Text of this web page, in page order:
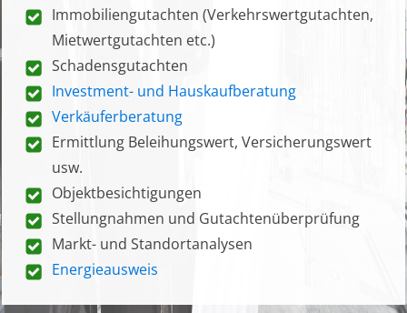
Immobiliengutachten (Verkehrswertgutachten,
Mietwertgutachten etc.)
Schadensgutachten
Investment- und Hauskaufberatung
Verkäuferberatung
Ermittlung Beleihungswert, Versicherungswert
usw.
Objektbesichtigungen
Stellungnahmen und Gutachtenüberprüfung
Markt- und Standortanalysen
Energieausweis